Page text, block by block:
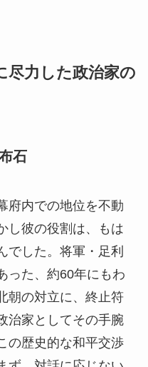
尽力した政治家の
石
府内での地位を不動
し彼の役割は、もは
でした。将軍・足利
った、約60年にもわ
朝の対立に、終止符
治家としてその手腕
の歴史的な和平交渉